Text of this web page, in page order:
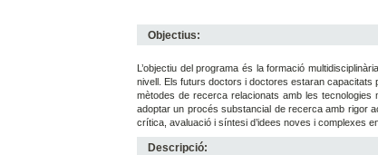
Objectius:
L’objectiu del programa és la formació
nivell. Els futurs doctors i doctores estaran
mètodes de recerca relacionats amb les
adoptar un procés substancial de recerca amb rigor
crítica, avaluació i síntesi d’idees noves i complexes
Descripció: